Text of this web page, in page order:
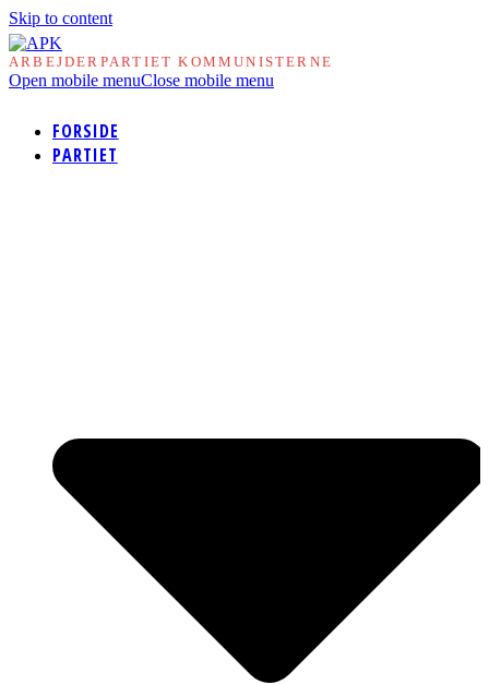
Skip to content
ARBEJDERPARTIET KOMMUNISTERNE
Open mobile menuClose mobile menu
FORSIDE
PARTIET